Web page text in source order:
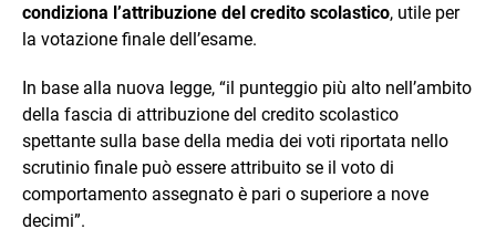
condiziona l’attribuzione del credito scolastico, utile per
la votazione finale dell’esame.
In base alla nuova legge, “il punteggio più alto nell’ambito
della fascia di attribuzione del credito scolastico
spettante sulla base della media dei voti riportata nello
scrutinio finale può essere attribuito se il voto di
comportamento assegnato è pari o superiore a nove
decimi”.